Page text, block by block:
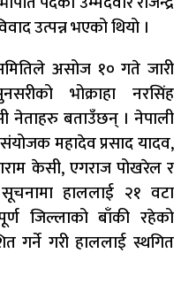
उत्पन्न भएको थियो ।
असोज १० गते जारी
भोक्राहा नरसिंह
नेताहरु बताउँछन् । नेपाली
संयोजक महादेव प्रसाद यादव,
केसी, एगराज पोखरेल र
सूचनामा हाललाई २१ वटा
जिल्लाको बाँकी रहेको
गर्ने गरी हाललाई स्थगित